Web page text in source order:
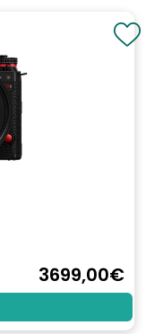
3699,00€